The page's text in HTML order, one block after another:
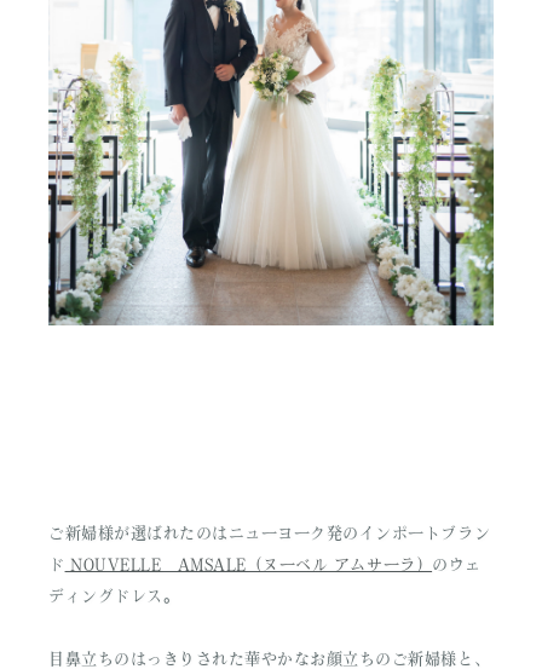
ご新婦様が選ばれたのはニューヨーク発のインポートブラン
ド NOUVELLE AMSALE（ヌーベル アムサーラ） のウェ
ディングドレス。
目鼻立ちのはっきりされた華やかなお顔立ちのご新婦様と、